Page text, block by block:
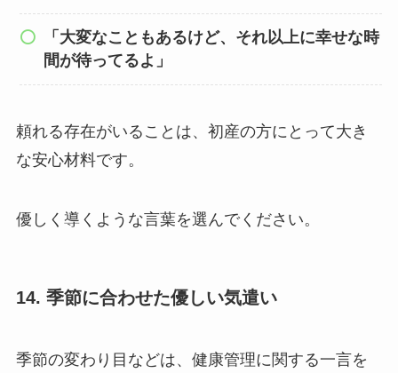
「大変なこともあるけど、それ以上に幸せな時
間が待ってるよ」
頼れる存在がいることは、初産の方にとって大き
な安心材料です。
優しく導くような言葉を選んでください。
14. 季節に合わせた優しい気遣い
季節の変わり目などは、健康管理に関する一言を